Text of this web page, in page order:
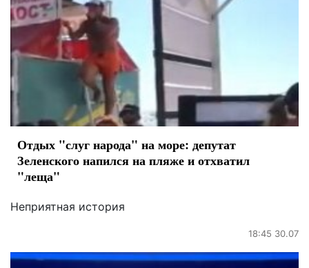
Отдых "слуг народа" на море: депутат
Зеленского напился на пляже и отхватил
"леща"
Неприятная история
18:45 30.07